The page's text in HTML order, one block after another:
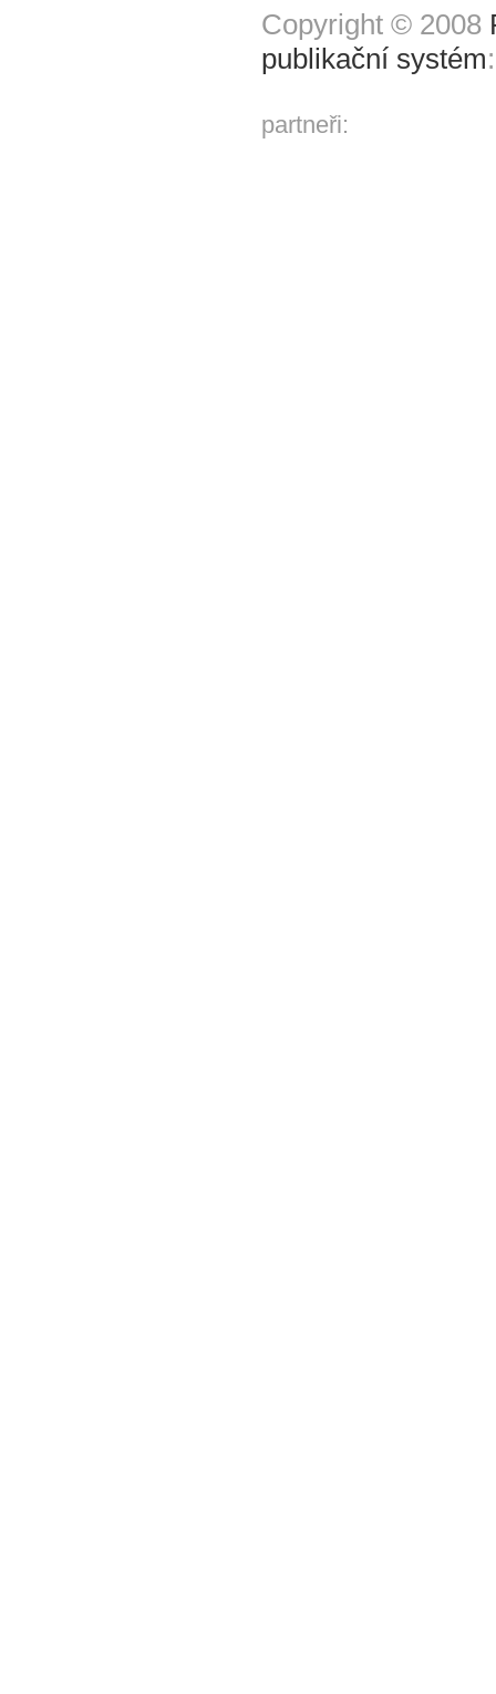
Copyright © 2008
publikační systém
partneři: